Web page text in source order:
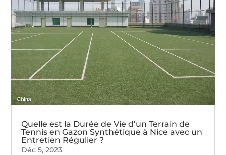
Quelle est la Durée de Vie d’un Terrain de
Tennis en Gazon Synthétique à Nice avec un
Entretien Régulier ?
Déc 5, 2023